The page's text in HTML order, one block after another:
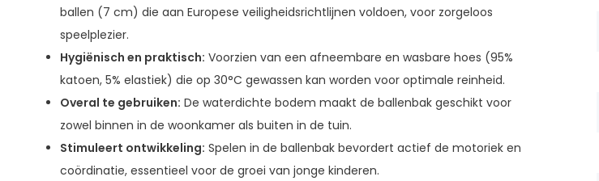
ballen (7 cm) die aan Europese veiligheidsrichtlijnen voldoen, voor zorgeloos
speelplezier.
Hygiënisch en praktisch: Voorzien van een afneembare en wasbare hoes (95%
katoen, 5% elastiek) die op 30°C gewassen kan worden voor optimale reinheid.
Overal te gebruiken: De waterdichte bodem maakt de ballenbak geschikt voor
zowel binnen in de woonkamer als buiten in de tuin.
Stimuleert ontwikkeling: Spelen in de ballenbak bevordert actief de motoriek en
coördinatie, essentieel voor de groei van jonge kinderen.